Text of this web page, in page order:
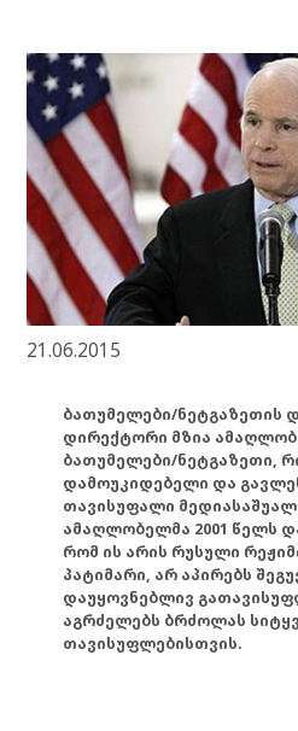
21.06.2015
ბათუმელები/ნეტგაზეთის
დირექტორი მზია
ბათუმელები/ნეტგაზეთი,
დამოუკიდებელი და
თავისუფალი
ამაღლობელმა 2001 წელს
რომ ის არის რუსული
პატიმარი, არ აპირებს
დაუყოვნებლივ
აგრძელებს ბრძოლას
თავისუფლებისთვის.